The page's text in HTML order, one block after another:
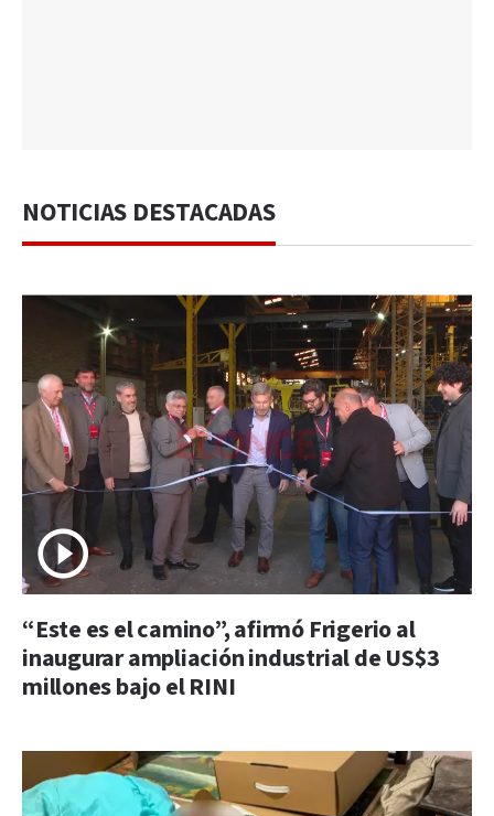
NOTICIAS DESTACADAS
“Este es el camino”, afirmó Frigerio al
inaugurar ampliación industrial de US$3
millones bajo el RINI